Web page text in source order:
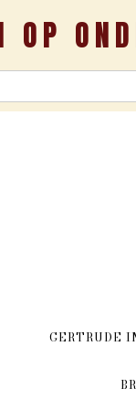
OP
GERTRUDE